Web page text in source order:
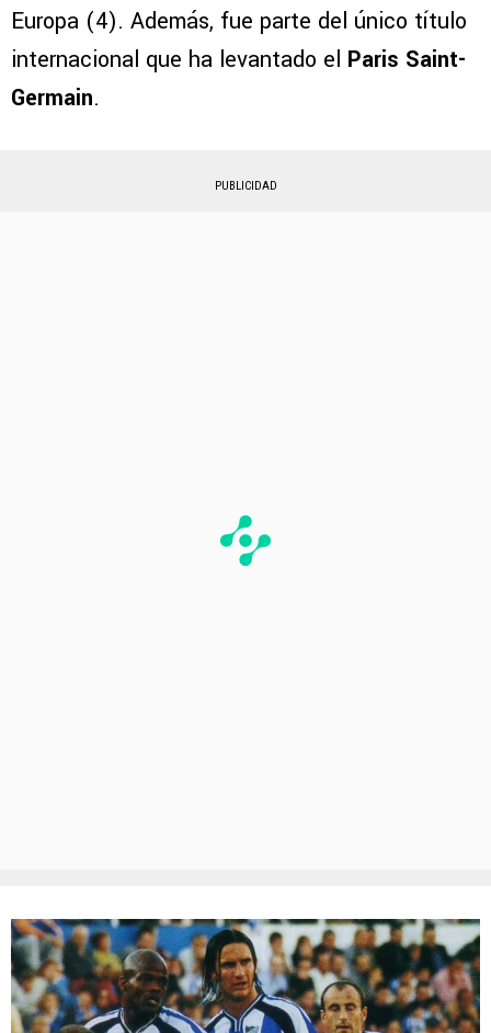
Europa (4). Además, fue parte del único título
internacional que ha levantado el Paris Saint-
Germain.
PUBLICIDAD